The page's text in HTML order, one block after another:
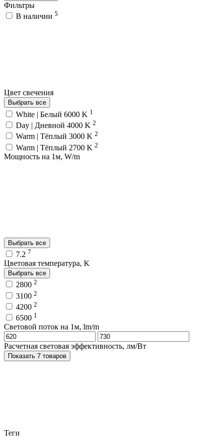
Фильтры
В наличии 5
Цвет свечения
Выбрать все
White | Белый 6000 K 1
Day | Дневной 4000 K 2
Warm | Тёплый 3000 K 2
Warm | Тёплый 2700 K 2
Мощность на 1м, W/m
Выбрать все
7.2 7
Цветовая температура, K
Выбрать все
2800 2
3100 2
4200 2
6500 1
Световой поток на 1м, lm/m
Расчетная световая эффективность, лм/Вт
Показать 7 товаров
Теги